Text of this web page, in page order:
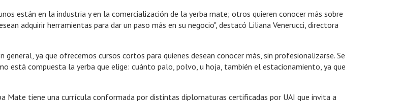
están en la industria y en la comercialización de la yerba mate; otros quieren conocer más sobre
adquirir herramientas para dar un paso más en su negocio", destacó Liliana Venerucci, directora
ya que ofrecemos cursos cortos para quienes desean conocer más, sin profesionalizarse. Se
está compuesta la yerba que elige: cuánto palo, polvo, u hoja, también el estacionamiento, ya que
Mate tiene una currícula conformada por distintas diplomaturas certificadas por UAI que invita a